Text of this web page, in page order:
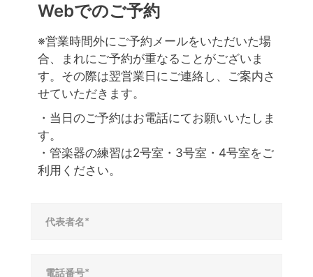
Webでのご予約
※営業時間外にご予約メールをいただいた場
合、まれにご予約が重なることがございま
す。その際は翌営業日にご連絡し、ご案内さ
せていただきます。
・当日のご予約はお電話にてお願いいたしま
す。
・管楽器の練習は2号室・3号室・4号室をご
利用ください。